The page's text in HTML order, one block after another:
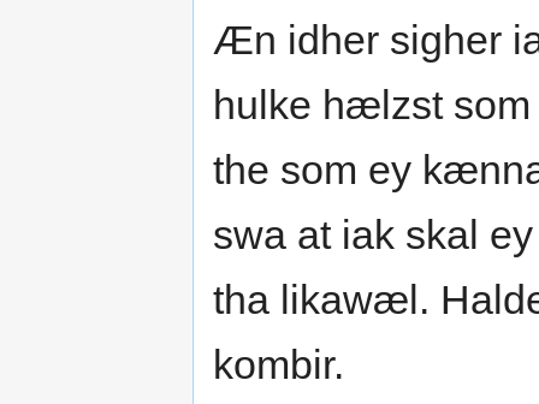
Æn idher sigher
hulke hælzst
the som ey
swa at iak skal
tha likawæl.
kombir.